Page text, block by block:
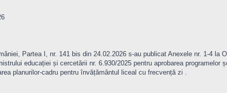
Partea I, nr. 141 bis din 24.02.2026 s-au publicat Anexele nr. 1-4
educației și cercetării nr. 6.930/2025 pentru aprobarea
planurilor-cadru pentru învățământul liceal cu frecvență zi .